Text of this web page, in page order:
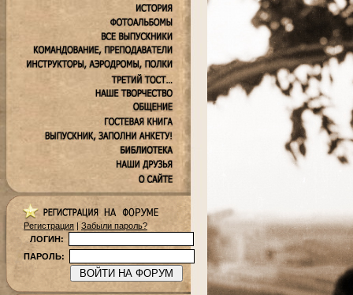
Регистрация | Забыли пароль?
ЛОГИН:
ПАРОЛЬ: